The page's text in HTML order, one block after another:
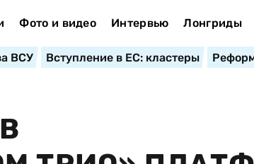
Фото и видео Интервью Лонгриды
ВСУ Вступление в ЕС: кластеры